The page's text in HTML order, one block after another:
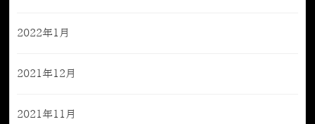
2022年1月
2021年12月
2021年11月